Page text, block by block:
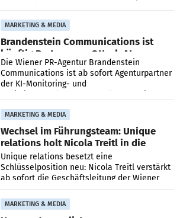
MARKETING & MEDIA
Brandenstein Communications ist
künftig Partner von OtterlyAI
Die Wiener PR-Agentur Brandenstein
Communications ist ab sofort Agenturpartner
der KI-Monitoring- und
MARKETING & MEDIA
Wechsel im Führungsteam: Unique
relations holt Nicola Treitl in die
Geschäftsleitung
Unique relations besetzt eine
Schlüsselposition neu: Nicola Treitl verstärkt
ab sofort die Geschäftsleitung der Wiener
PR-Agentur an der Seite von Josef Kalina und
Anna Kalina-Mahr.
MARKETING & MEDIA